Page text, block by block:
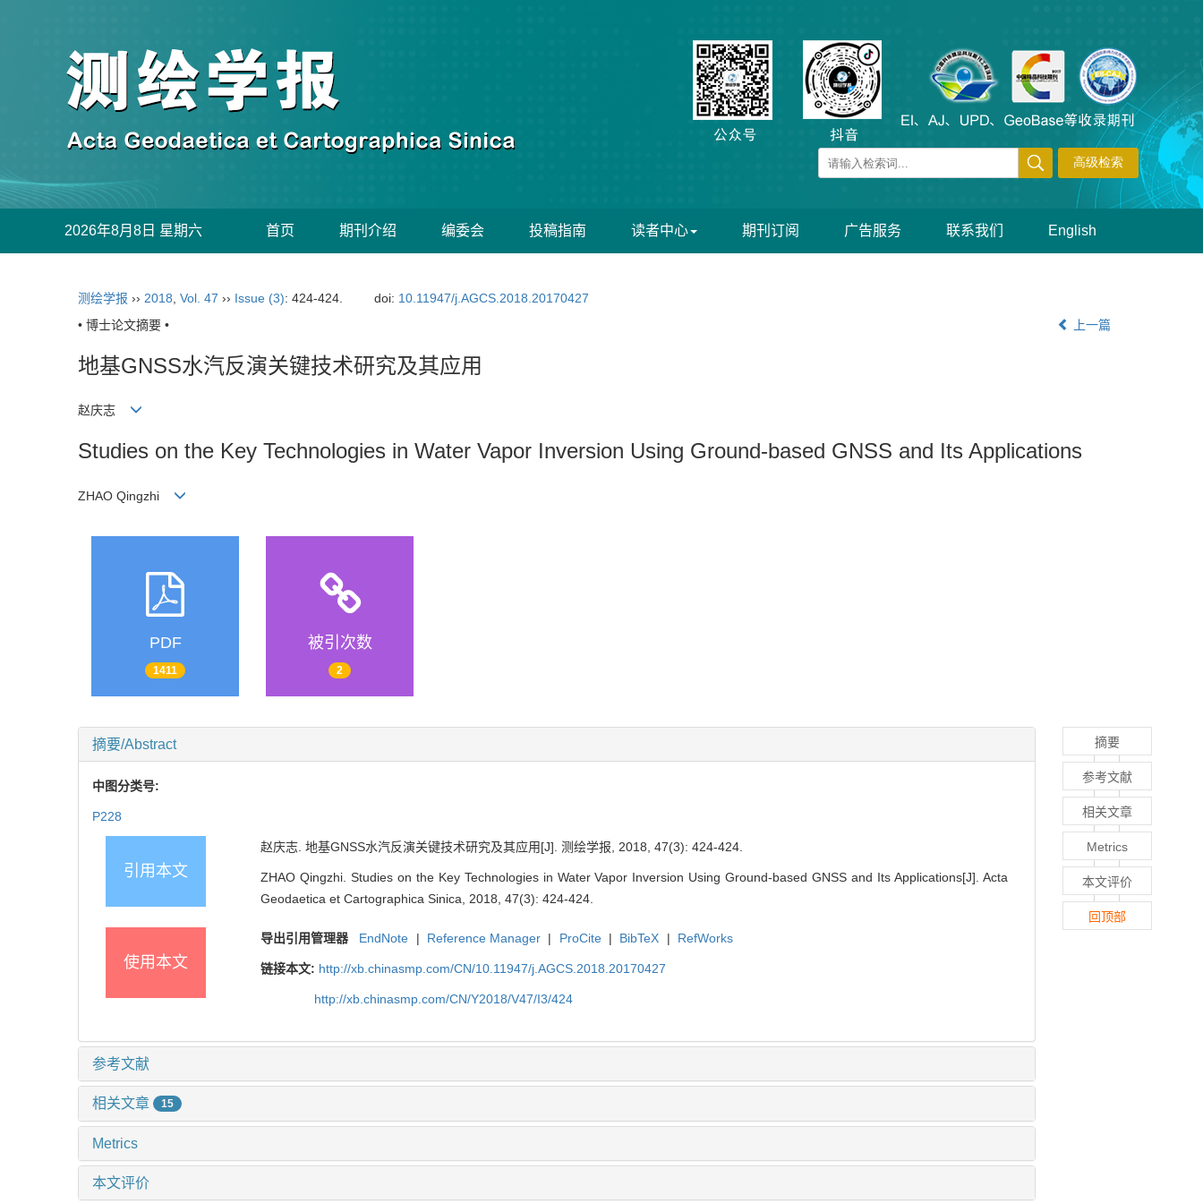
2026年8月8日 星期六 首页 期刊介绍 编委会 投稿指南 读者中心 期刊订阅 广告服务 联系我们 English
测绘学报 ›› 2018 Vol. 47 ›› Issue (3): 424-424. doi: 10.11947/j.AGCS.2018.20170427
• 博士论文摘要 •
上一篇
地基GNSS水汽反演关键技术研究及其应用
赵庆志
Studies on the Key Technologies in Water Vapor Inversion Using Ground-based GNSS and Its Applications
ZHAO Qingzhi
PDF
1411
被引次数
2
摘要/Abstract
中图分类号:
P228
引用本文
赵庆志. 地基GNSS水汽反演关键技术研究及其应用[J]. 测绘学报, 2018, 47(3): 424-424.
ZHAO Qingzhi. Studies on the Key Technologies in Water Vapor Inversion Using Ground-based GNSS and Its Applications[J]. Acta
Geodaetica et Cartographica Sinica, 2018, 47(3): 424-424.
使用本文
导出引用管理器 EndNote | Reference Manager | ProCite | BibTeX | RefWorks
链接本文: http://xb.chinasmp.com/CN/10.11947/j.AGCS.2018.20170427
http://xb.chinasmp.com/CN/Y2018/V47/I3/424
参考文献
相关文章 15
Metrics
本文评价
摘要
参考文献
相关文章
Metrics
本文评价
回顶部